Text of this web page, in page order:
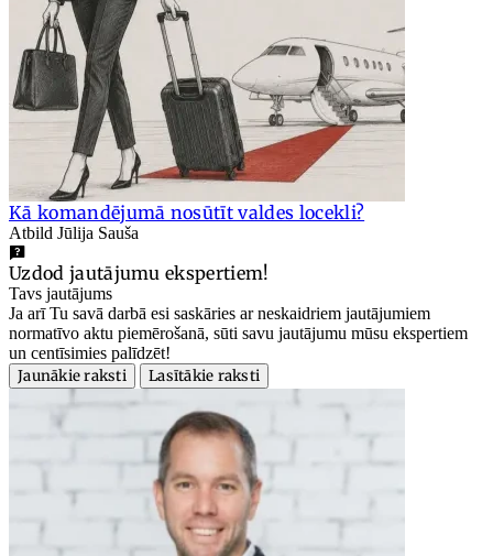
Kā komandējumā nosūtīt valdes locekli?
Atbild Jūlija Sauša
Uzdod jautājumu ekspertiem!
Tavs jautājums
Ja arī Tu savā darbā esi saskāries ar neskaidriem jautājumiem
normatīvo aktu piemērošanā, sūti savu jautājumu mūsu ekspertiem
un centīsimies palīdzēt!
Jaunākie raksti
Lasītākie raksti